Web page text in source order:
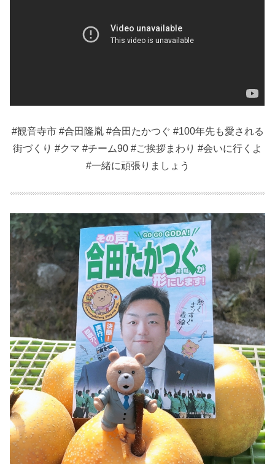
#観音寺市 #合田隆胤 #合田たかつぐ #100年先も愛される
街づくり #クマ #チーム90 #ご挨拶まわり #会いに行くよ
#一緒に頑張りましょう